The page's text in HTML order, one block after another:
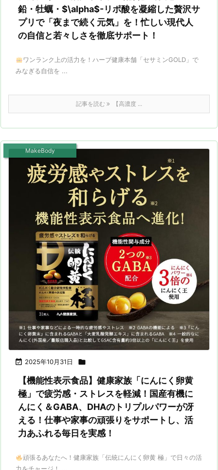
鉛・牡蠣・$\alpha$-リポ酸を凝縮した贅沢サ
プリで「夜まで続く元気」を！忙しい現代人
の自信と若々しさを徹底サポート！
ワンランク上の活力を！ハーブ健康本舗「セサミンGOLD」で
みなぎる自信を ...
記事を読む 【高濃度 ...
 2025年10月31日 
MakeBody
【機能性表示食品】健康家族「にんにく卵黄
極」で疲労感・ストレスを軽減！国産有機に
んにく＆GABA、DHAのトリプルパワーが冴
える！仕事や家事の頑張りをサポートし、活
力あふれる毎日を実感！
頑張るあなたへ！健康家族「伝統にんにく卵黄 極」で日々の活